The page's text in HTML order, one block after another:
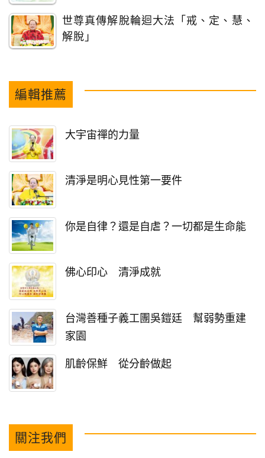
世尊真傳解脫輪迴大法「戒、定、慧、
解脫」
編輯推薦
大宇宙禪的力量
清淨是明心見性第一要件
你是自律？還是自虐？一切都是生命能
佛心印心 清淨成就
台灣善種子義工團吳鎧廷 幫弱勢重建
家園
肌齡保鮮 從分齡做起
關注我們